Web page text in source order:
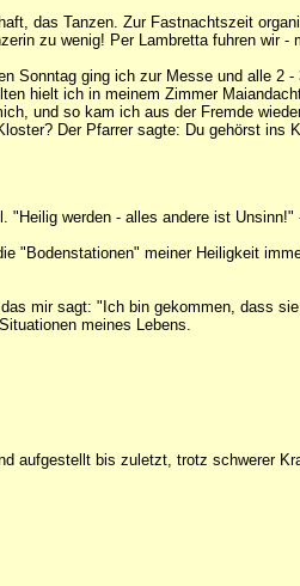
das Tanzen. Zur Fastnachtszeit
zu wenig! Per Lambretta fuhren wir -
Sonntag ging ich zur Messe und alle 2 -
hielt ich in meinem Zimmer
und so kam ich aus der Fremde
Der Pfarrer sagte: Du gehörst ins
werden - alles andere ist Unsinn!"
"Bodenstationen" meiner Heiligkeit
mir sagt: "Ich bin gekommen, dass
meines Lebens.
aufgestellt bis zuletzt, trotz schwerer